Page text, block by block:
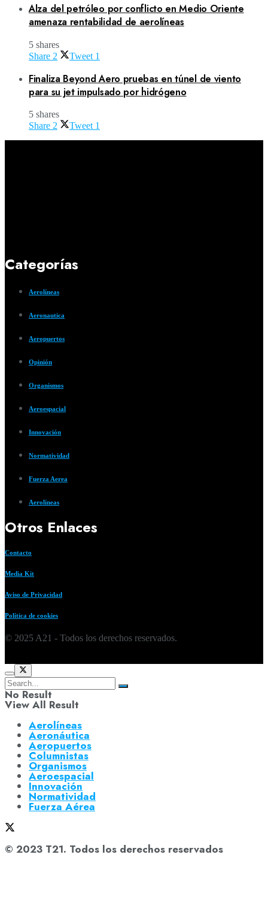
Alza del petróleo por conflicto en Medio Oriente
amenaza rentabilidad de aerolíneas
5 shares
Share 2 Tweet 1
Finaliza Beyond Aero pruebas en túnel de viento
para su jet impulsado por hidrógeno
5 shares
Share 2 Tweet 1
Categorías
Aerolíneas
Aeronautica
Aeropuertos
Opinión
Organismos
Aeroespacial
Innovación
Normatividad
Fuerza Aerea
Aerolíneas
Otros Enlaces
Contacto
Media Kit
Aviso de Privacidad
Política de cookies
© 2025 A21 - Todos los derechos reservados.
No Result
View All Result
Aerolíneas
Aeronáutica
Aeropuertos
Columnistas
Organismos
Aeroespacial
Innovación
Normatividad
Fuerza Aérea
© 2023 T21. Todos los derechos reservados